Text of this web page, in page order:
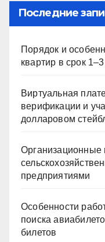
Последние
Порядок и
квартир в срок
Виртуальная
верификации и
долларовом
Организационные
предприятиями
Особенности
поиска
билетов